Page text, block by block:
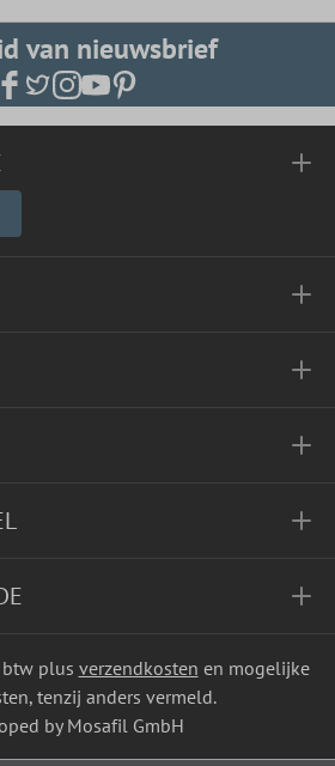
van nieuwsbrief
plus verzendkosten en mogelijke
tenzij anders vermeld.
by Mosafil GmbH